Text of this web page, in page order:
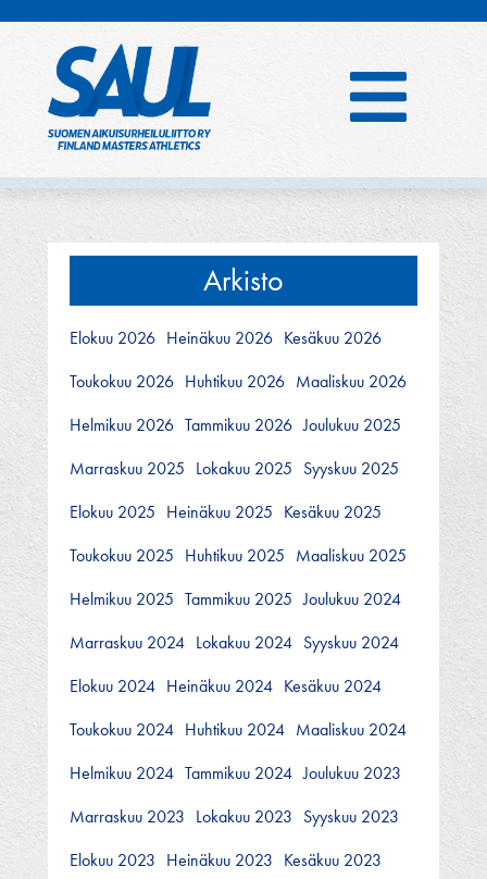
Arkisto
Elokuu 2026 Heinäkuu 2026 Kesäkuu 2026
Toukokuu 2026 Huhtikuu 2026 Maaliskuu 2026
Helmikuu 2026 Tammikuu 2026 Joulukuu 2025
Marraskuu 2025 Lokakuu 2025 Syyskuu 2025
Elokuu 2025 Heinäkuu 2025 Kesäkuu 2025
Toukokuu 2025 Huhtikuu 2025 Maaliskuu 2025
Helmikuu 2025 Tammikuu 2025 Joulukuu 2024
Marraskuu 2024 Lokakuu 2024 Syyskuu 2024
Elokuu 2024 Heinäkuu 2024 Kesäkuu 2024
Toukokuu 2024 Huhtikuu 2024 Maaliskuu 2024
Helmikuu 2024 Tammikuu 2024 Joulukuu 2023
Marraskuu 2023 Lokakuu 2023 Syyskuu 2023
Elokuu 2023 Heinäkuu 2023 Kesäkuu 2023